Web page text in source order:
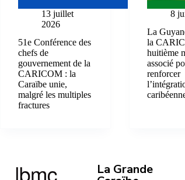
13 juillet
2026
51e Conférence des
chefs de
gouvernement de la
CARICOM : la
Caraïbe unie,
malgré les multiples
fractures
8
La
la
huitième
associé
renforcer
La Grande